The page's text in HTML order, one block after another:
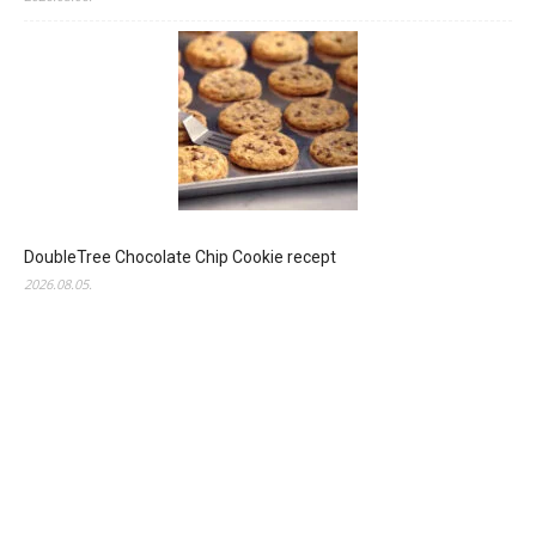
DoubleTree Chocolate Chip Cookie recept
2026.08.05.